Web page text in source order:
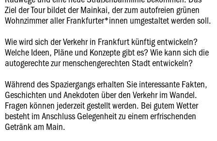
Ziel der Tour bildet der Mainkai, der zum autofreien grünen
Wohnzimmer aller Frankfurter*innen umgestaltet werden soll.
Wie wird sich der Verkehr in Frankfurt künftig entwickeln?
Welche Ideen, Pläne und Konzepte gibt es? Wie kann sich die
autogerechte zur menschengerechten Stadt entwickeln?
Während des Spaziergangs erhalten Sie interessante Fakten,
Geschichten und Anekdoten über den Verkehr im Wandel.
Fragen können jederzeit gestellt werden. Bei gutem Wetter
besteht im Anschluss Gelegenheit zu einem erfrischenden
Getränk am Main.